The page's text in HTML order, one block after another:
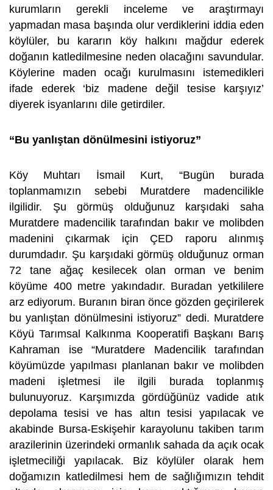
kurumların gerekli inceleme ve araştırmayı
yapmadan masa başında olur verdiklerini iddia eden
köylüler, bu kararın köy halkını mağdur ederek
doğanın katledilmesine neden olacağını savundular.
Köylerine maden ocağı kurulmasını istemedikleri
ifade ederek ‘biz madene değil tesise karşıyız’
diyerek isyanlarını dile getirdiler.
“Bu yanlıştan dönülmesini istiyoruz”
Köy Muhtarı İsmail Kurt, “Bugün burada
toplanmamızın sebebi Muratdere madencilikle
ilgilidir. Şu görmüş olduğunuz karşıdaki saha
Muratdere madencilik tarafından bakır ve molibden
madenini çıkarmak için ÇED raporu alınmış
durumdadır. Şu karşıdaki görmüş olduğunuz orman
72 tane ağaç kesilecek olan orman ve benim
köyüme 400 metre yakındadır. Buradan yetkililere
arz ediyorum. Buranın biran önce gözden geçirilerek
bu yanlıştan dönülmesini istiyoruz” dedi. Muratdere
Köyü Tarımsal Kalkınma Kooperatifi Başkanı Barış
Kahraman ise “Muratdere Madencilik tarafından
köyümüzde yapılması planlanan bakır ve molibden
madeni işletmesi ile ilgili burada toplanmış
bulunuyoruz. Karşımızda gördüğünüz vadide atık
depolama tesisi ve has altın tesisi yapılacak ve
akabinde Bursa-Eskişehir karayolunu takiben tarım
arazilerinin üzerindeki ormanlık sahada da açık ocak
işletmeciliği yapılacak. Biz köylüler olarak hem
doğamızın katledilmesi hem de sağlığımızın tehdit